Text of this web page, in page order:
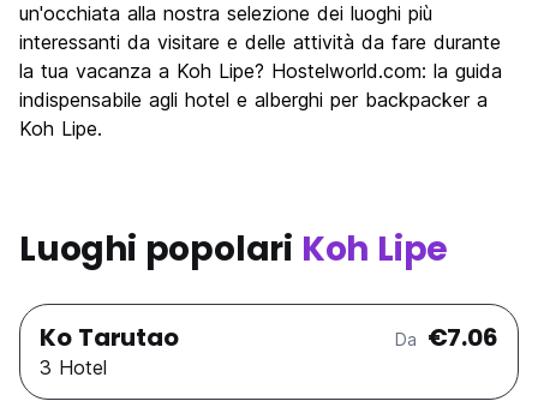
un'occhiata alla nostra selezione dei luoghi più
interessanti da visitare e delle attività da fare durante
la tua vacanza a Koh Lipe? Hostelworld.com: la guida
indispensabile agli hotel e alberghi per backpacker a
Koh Lipe.
Luoghi popolari Koh Lipe
Ko Tarutao Da €7.06
3 Hotel